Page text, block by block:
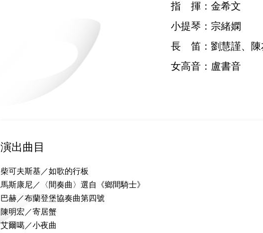
指 揮：金希文
小提琴：宗緒嫻
長 笛：劉慧謹、陳
女高音：盧書音
演出曲目
柴可夫斯基／如歌的行板
馬斯康尼／〈間奏曲〉選自《鄉間騎士》
巴赫／布蘭登堡協奏曲第四號
陳明宏／寄居蟹
艾爾噶／小夜曲